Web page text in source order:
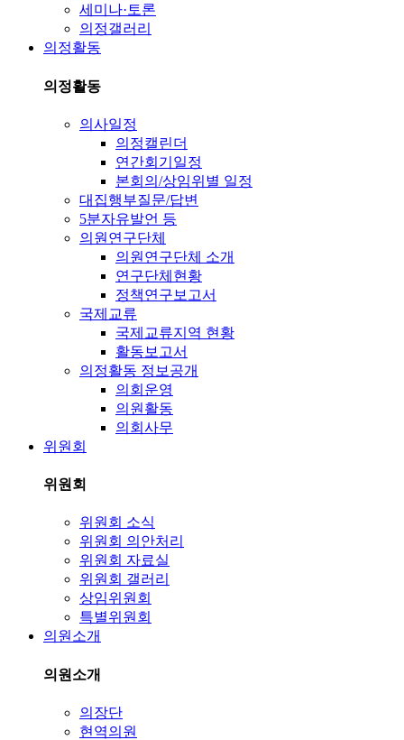
세미나·토론
의정갤러리
의정활동
의정활동
의사일정
의정캘린더
연간회기일정
본회의/상임위별 일정
대집행부질문/답변
5분자유발언 등
의원연구단체
의원연구단체 소개
연구단체현황
정책연구보고서
국제교류
국제교류지역 현황
활동보고서
의정활동 정보공개
의회운영
의원활동
의회사무
위원회
위원회
위원회 소식
위원회 의안처리
위원회 자료실
위원회 갤러리
상임위원회
특별위원회
의원소개
의원소개
의장단
현역의원